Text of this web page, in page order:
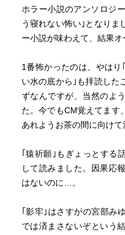
ホラー小説のアンソロジ
う寝れない怖い｣となりま
ー小説が味わえて、結果オ
1番怖かったのは、やは
い水の底から｣も拝読した
ずなんですが、当然のよ
た。今でもCM覚えてます
あれようお茶の間に向けて
｢猿祈願｣もぎょっとする
して読みました。因果応
はないのに…。
｢影牢｣はさすがの宮部み
では済まさないぞという